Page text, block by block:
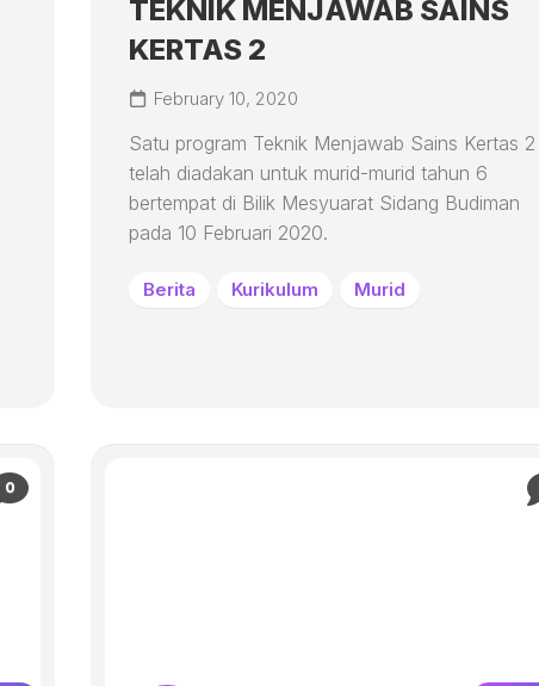
HUBUNGI
TEKNIK MENJAWAB SAINS
KERTAS 2
February 10, 2020
Satu program Teknik Menjawab Sains Kertas 2
telah diadakan untuk murid-murid tahun 6
bertempat di Bilik Mesyuarat Sidang Budiman
pada 10 Februari 2020.
Berita Kurikulum Murid
0